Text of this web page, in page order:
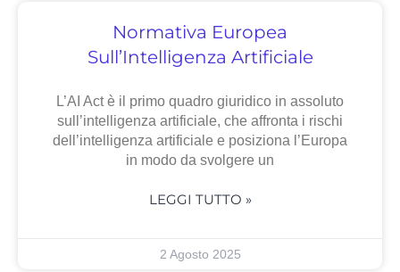
Normativa Europea
Sull’Intelligenza Artificiale
L’AI Act è il primo quadro giuridico in assoluto
sull’intelligenza artificiale, che affronta i rischi
dell’intelligenza artificiale e posiziona l’Europa
in modo da svolgere un
LEGGI TUTTO »
2 Agosto 2025